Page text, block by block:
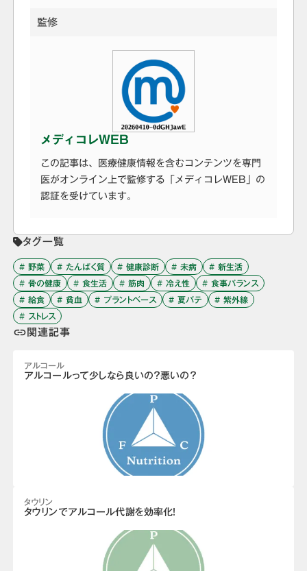
監修
メディコレWEB
この記事は、医療健康情報を含むコンテンツを専門
医がオンライン上で監修する「メディコレWEB」の
認証を受けています。
タグ一覧
# 野菜 # たんぱく質 # 健康診断 # 未病
# 新生活
# 骨の健康
# 食生活 # 筋肉 # 冷え性
# 食事バランス
# 給食
# 貧血 # プラントベース # 夏バテ
# 紫外線
# ストレス
link関連記事
アルコール
アルコールって少しなら良いの？悪いの？
タウリン
タウリンでアルコール代謝を効率化！